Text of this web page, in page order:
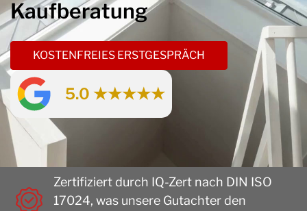
Kaufberatung
KOSTENFREIES ERSTGESPRÄCH
5.0 ★★★★★
Zertifiziert durch IQ-Zert nach DIN ISO
17024, was unsere Gutachter den